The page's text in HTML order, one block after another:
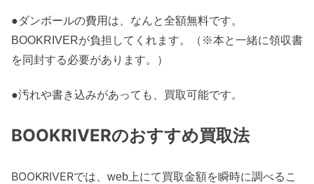
●ダンボールの費用は、なんと全額無料です。
BOOKRIVERが負担してくれます。（※本と一緒に領収書
を同封する必要があります。）
●汚れや書き込みがあっても、買取可能です。
BOOKRIVERのおすすめ買取法
BOOKRIVERでは、 web上にて買取金額を瞬時に調べるこ